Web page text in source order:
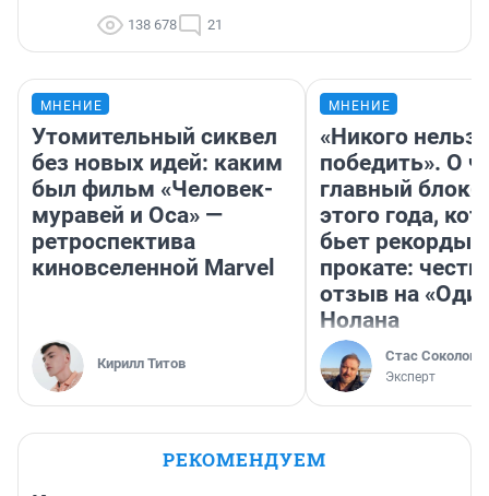
138 678 21
МНЕНИЕ
Утомительный сиквел
без новых идей: каким
был фильм «Человек-
муравей и Оса» —
ретроспектива
киновселенной Marvel
Кирилл Титов
МНЕНИЕ
«Никого нельзя
победить». О
главный
этого года,
бьет рекорды в
прокате:
отзыв на
Нолана
Стас Соколов
Эксперт
РЕКОМЕНДУЕМ